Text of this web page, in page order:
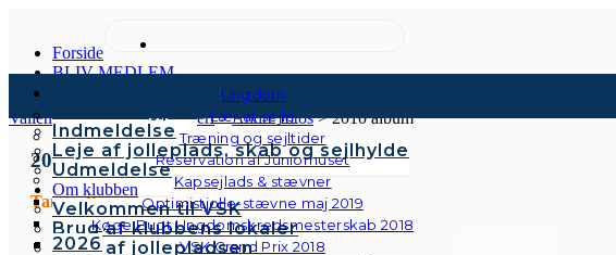
Ungdom
Lær at sejle
Træning og sejltider
Reservation af Juniorhuset
Kapsejlads & stævner
Optimistjolle-stævne maj 2019
Køge Bugt Ungdomskredsmesterskab 2018
VSK Grand Prix 2018
Forside
BLIV MEDLEM
Kontingenter & gebyrer
Indmeldelse
Leje af jolleplads, skab og sejlhylde
Udmeldelse
Om klubben
Velkommen til VSK
Brug af klubbens lokaler
Brug af jollepladsen
2026
Vallensbæk Sejlklub>Galleri>Andre fotos>2010 album
2010
Tangoaften